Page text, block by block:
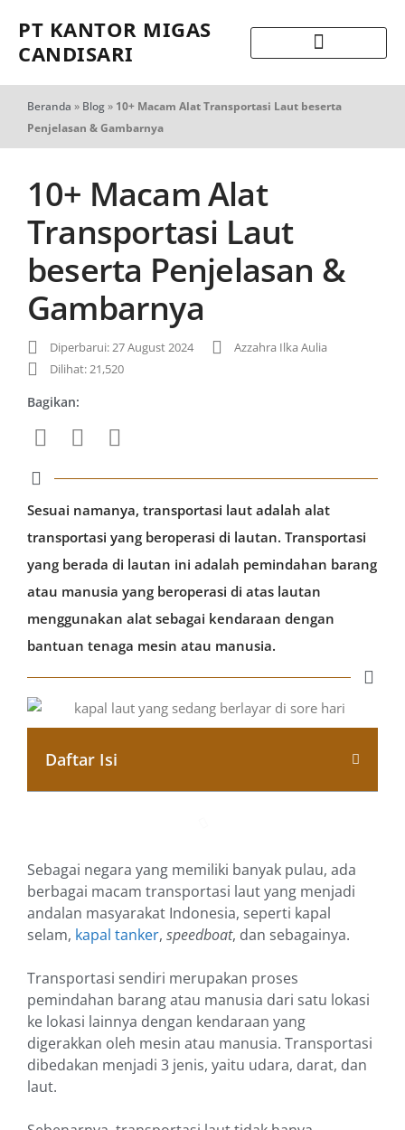
PT KANTOR MIGAS
CANDISARI
Beranda » Blog» 10+ Macam Alat Transportasi Laut beserta
Penjelasan & Gambarnya
10+ Macam Alat
Transportasi Laut
beserta Penjelasan &
Gambarnya
Diperbarui: 27 August 2024
Azzahra Ilka Aulia
Dilihat: 21,520
Bagikan:
Sesuai namanya, transportasi laut adalah alat
transportasi yang beroperasi di lautan. Transportasi
yang berada di lautan ini adalah pemindahan barang
atau manusia yang beroperasi di atas lautan
menggunakan alat sebagai kendaraan dengan
bantuan tenaga mesin atau manusia.
Daftar Isi
Sebagai negara yang memiliki banyak pulau, ada
berbagai macam transportasi laut yang menjadi
andalan masyarakat Indonesia, seperti kapal
selam, kapal tanker, speedboat, dan sebagainya.
Transportasi sendiri merupakan proses
pemindahan barang atau manusia dari satu lokasi
ke lokasi lainnya dengan kendaraan yang
digerakkan oleh mesin atau manusia. Transportasi
dibedakan menjadi 3 jenis, yaitu udara, darat, dan
laut.